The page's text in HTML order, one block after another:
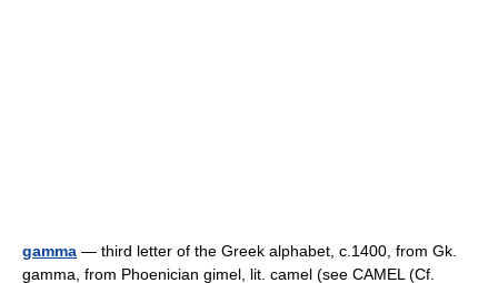
gamma — third letter of the Greek alphabet, c.1400, from Gk.
gamma, from Phoenician gimel, lit. camel (see CAMEL (Cf.